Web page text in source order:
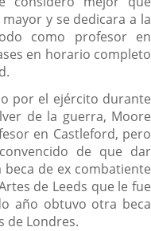
y se dedicara a la
como profesor en
en horario completo
por el ejército durante
de la guerra, Moore
en Castleford, pero
de que dar
de ex combatiente
de Leeds que le fue
año obtuvo otra beca
de Londres.